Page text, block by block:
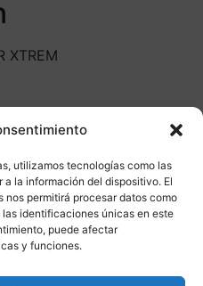
utilizamos tecnologías como las
la información del dispositivo. El
permitirá procesar datos como
identificaciones únicas en este
puede afectar
y funciones.
XTREM